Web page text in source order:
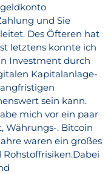
und Sie
Des Öfteren hat
letztens konnte ich
Investment durch
Kapitalanlage-
sein kann.
mich vor ein paar
Währungs-. Bitcoin
waren ein großes